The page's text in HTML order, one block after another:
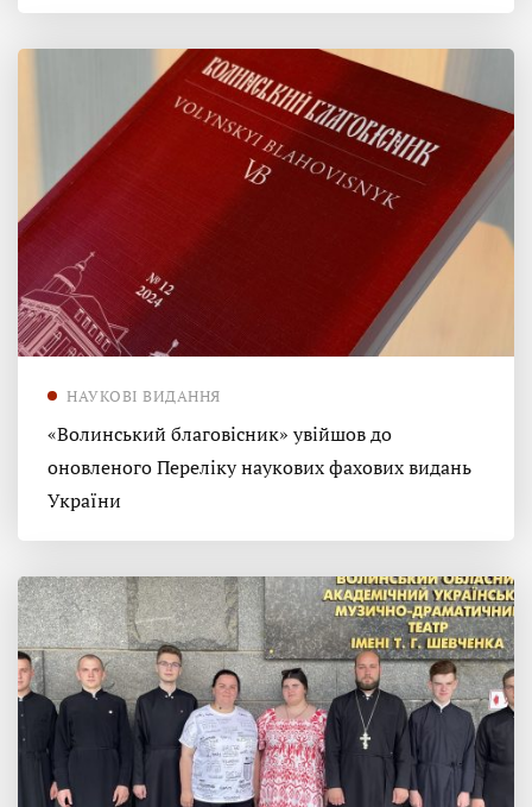
НАУКОВІ ВИДАННЯ
«Волинський благовісник» увійшов до
оновленого Переліку наукових фахових видань
України